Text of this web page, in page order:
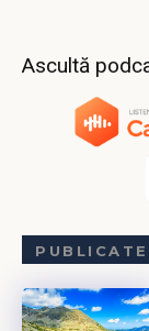
Ascultă